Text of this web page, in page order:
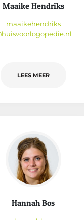
Maaike Hendriks
maaikehendriks
LEES MEER
Hannah Bos